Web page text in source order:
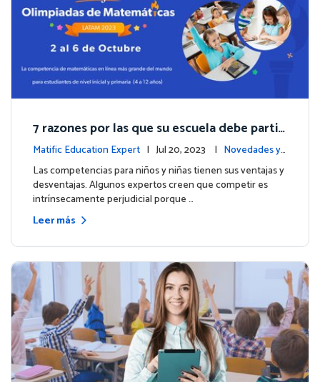
7 razones por las que su escuela debe partici
par en las Olimpiadas de Matemáticas de M
atific 2023
Matific Education Expert | Jul 20, 2023 | Novedades y
eventos
Las competencias para niños y niñas tienen sus ventajas y
desventajas. Algunos expertos creen que competir es
intrínsecamente perjudicial porque …
Leer más